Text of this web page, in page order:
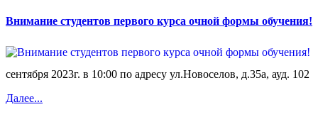
Внимание студентов первого курса очной формы обучения!
сентября 2023г. в 10:00 по адресу ул.Новоселов, д.35а, ауд. 102
Далее...